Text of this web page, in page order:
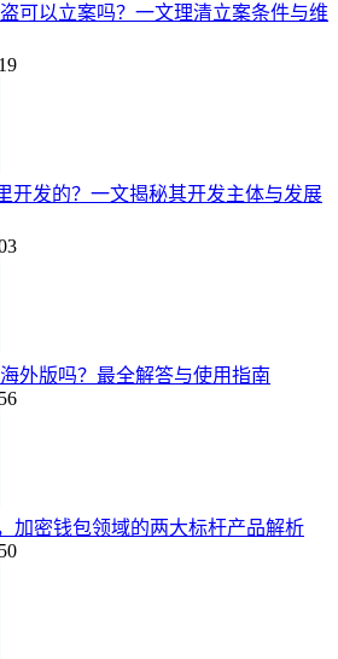
可以立案吗？一文理清立案条件与维
开发的？一文揭秘其开发主体与发展
外版吗？最全解答与使用指南
加密钱包领域的两大标杆产品解析